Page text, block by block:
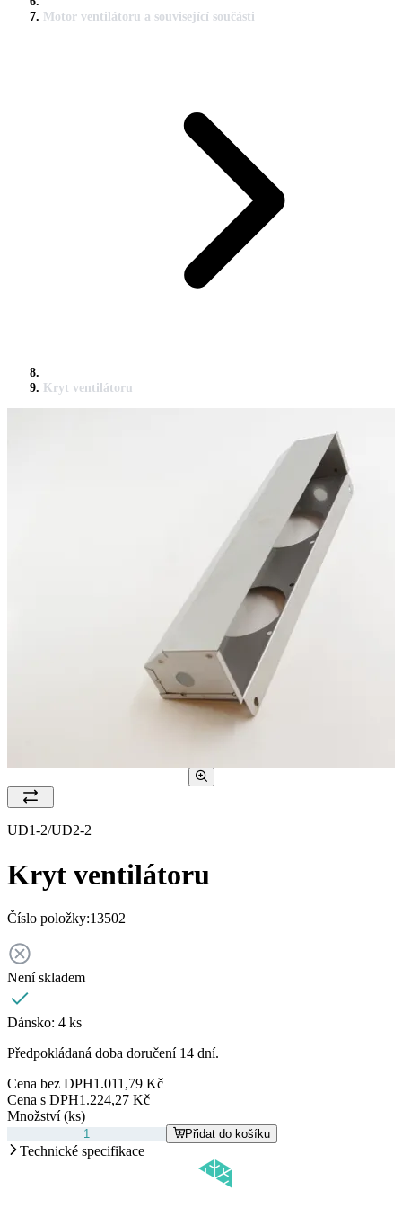
Motor ventilátoru a související součásti
Kryt ventilátoru
UD1-2/UD2-2
Kryt ventilátoru
Číslo položky:13502
Není skladem
Dánsko: 4 ks
Předpokládaná doba doručení 14 dní.
Cena bez DPH1.011,79 Kč
Cena s DPH1.224,27 Kč
Množství (ks)
Přidat do košíku
Technické specifikace